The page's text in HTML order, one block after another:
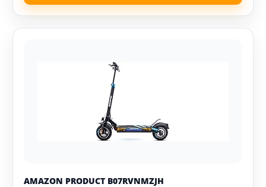
AMAZON PRODUCT B07RVNMZJH